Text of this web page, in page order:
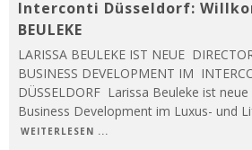
Interconti Düsseldorf:
BEULEKE
LARISSA BEULEKE IST NEUE
BUSINESS DEVELOPMENT IM
DÜSSELDORF Larissa Beuleke ist
Business Development im Luxus- und
WEITERLESEN ...